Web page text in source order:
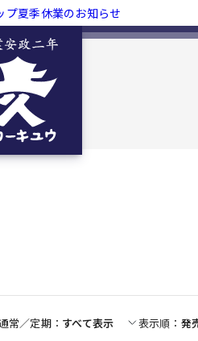
プ夏季休業のお知らせ
常／定期 すべて表示 表示順 発